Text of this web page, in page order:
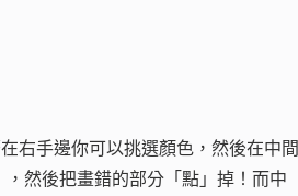
右手邊你可以挑選顏色，然後在中間
，然後把畫錯的部分「點」掉！而中